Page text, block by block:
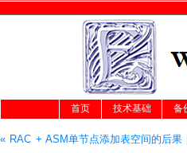
首页 技术基础 备
« RAC + ASM单节点添加表空间的后果|